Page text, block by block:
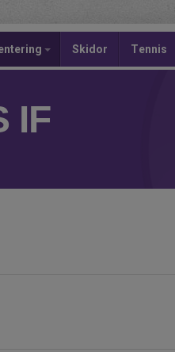
Skidor Tennis
IF